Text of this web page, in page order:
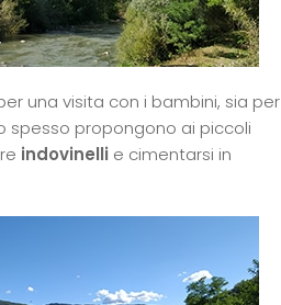
una visita con i bambini, sia per
spesso propongono ai piccoli
indovinelli e cimentarsi in